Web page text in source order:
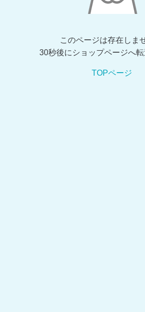
このページは存在しま
30秒後にショップページへ転
TOPページ